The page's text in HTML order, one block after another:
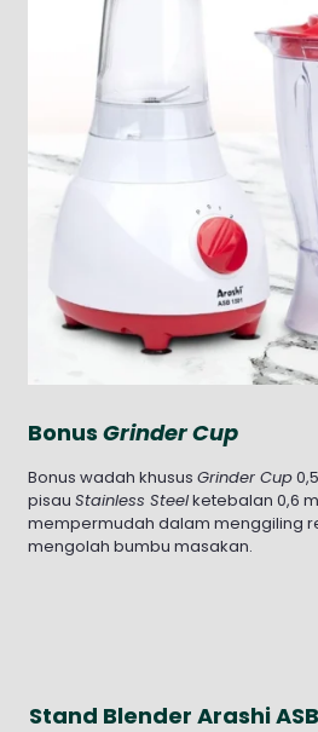
Bonus Grinder Cup
Bonus wadah khusus Grinder Cup
pisau Stainless Steelketebalan 0,6
mempermudah dalam menggiling
mengolah bumbu masakan.
Stand Blender Arashi